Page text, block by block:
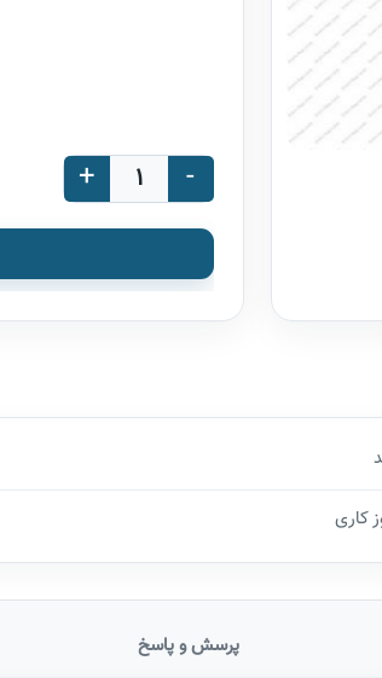
-
+
پرسش و پاسخ